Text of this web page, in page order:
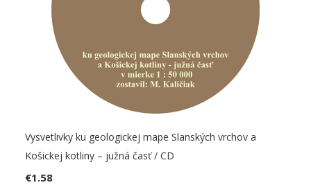
Vysvetlivky ku geologickej mape Slanských vrchov a
Košickej kotliny – južná časť / CD
€1.58